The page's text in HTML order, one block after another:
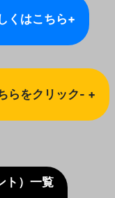
くはこちら+
らをクリック- +
ト）一覧